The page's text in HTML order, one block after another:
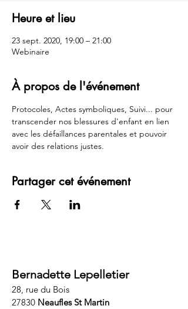
Heure et lieu
23 sept. 2020, 19:00 – 21:00
Webinaire
À propos de l'événement
Protocoles, Actes symboliques, Suivi... pour
transcender nos blessures d'enfant en lien
avec les défaillances parentales et pouvoir
avoir des relations justes.
Partager cet événement
Bernadette Lepelletier
28, rue du Bois
27830 Neaufles St Martin